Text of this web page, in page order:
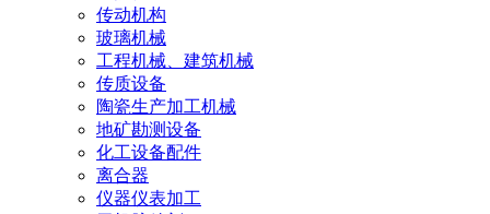
传动机构
玻璃机械
工程机械、建筑机械
传质设备
陶瓷生产加工机械
地矿勘测设备
化工设备配件
离合器
仪器仪表加工